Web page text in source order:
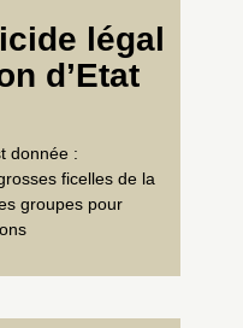
légal
d’Etat
donnée :
ficelles de la
groupes pour